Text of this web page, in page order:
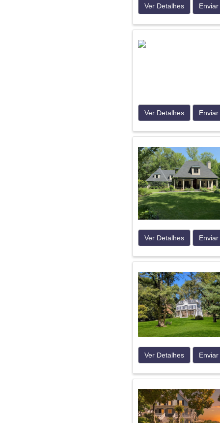
Ver Detalhes Enviar
Ver Detalhes Enviar
Ver Detalhes Enviar
Ver Detalhes Enviar